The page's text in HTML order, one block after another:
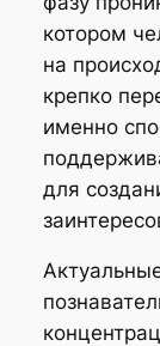
котором
на
крепко
именно
для